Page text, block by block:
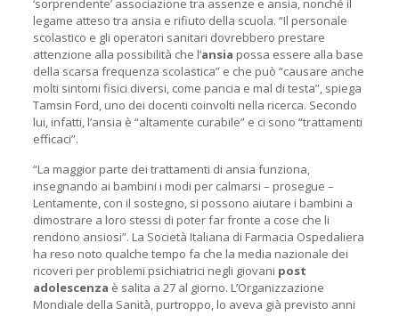
‘sorprendente’ associazione tra assenze e ansia, nonché il
legame atteso tra ansia e rifiuto della scuola. “Il personale
scolastico e gli operatori sanitari dovrebbero prestare
attenzione alla possibilità che l’ansia possa essere alla base
della scarsa frequenza scolastica” e che può “causare anche
molti sintomi fisici diversi, come pancia e mal di testa”, spiega
Tamsin Ford, uno dei docenti coinvolti nella ricerca. Secondo
lui, infatti, l’ansia è “altamente curabile” e ci sono “trattamenti
efficaci”.
“La maggior parte dei trattamenti di ansia funziona,
insegnando ai bambini i modi per calmarsi – prosegue –
Lentamente, con il sostegno, si possono aiutare i bambini a
dimostrare a loro stessi di poter far fronte a cose che li
rendono ansiosi”. La Società Italiana di Farmacia Ospedaliera
ha reso noto qualche tempo fa che la media nazionale dei
ricoveri per problemi psichiatrici negli giovani post
adolescenza è salita a 27 al giorno. L’Organizzazione
Mondiale della Sanità, purtroppo, lo aveva già previsto anni